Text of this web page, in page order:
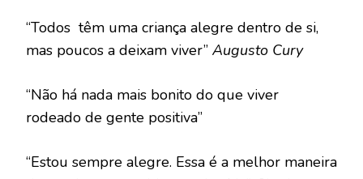
“Todos têm uma criança alegre dentro de si,
mas poucos a deixam viver” Augusto Cury
“Não há nada mais bonito do que viver
rodeado de gente positiva”
“Estou sempre alegre. Essa é a melhor maneira